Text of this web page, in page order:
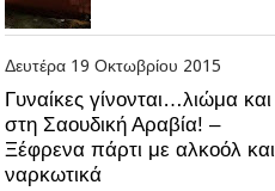
Δευτέρα 19 Οκτωβρίου 2015
Γυναίκες γίνονται…λιώμα και
στη Σαουδική Αραβία! –
Ξέφρενα πάρτι με αλκοόλ και
ναρκωτικά